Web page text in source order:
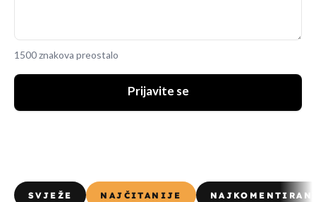
1500 znakova preostalo
Prijavite se
SVJEŽE NAJČITANIJE